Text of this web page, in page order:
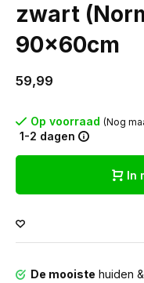
zwart
90x60cm
59,99
Op voorraad (Nog
1-2 dagen
In
De mooiste huiden